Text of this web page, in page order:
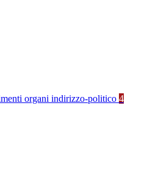
organi indirizzo-politico 4